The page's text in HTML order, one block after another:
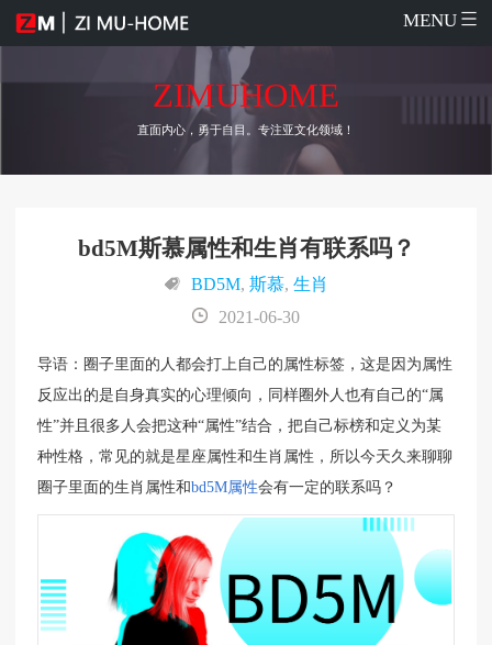
MENU
ZIMUHOME
直面内心，勇于自目。专注亚文化领域！
bd5M斯慕属性和生肖有联系吗？
BD5M, 斯慕, 生肖
2021-06-30
导语：圈子里面的人都会打上自己的属性标签，这是因为属性
反应出的是自身真实的心理倾向，同样圈外人也有自己的“属
性”并且很多人会把这种“属性”结合，把自己标榜和定义为某
种性格，常见的就是星座属性和生肖属性，所以今天久来聊聊
圈子里面的生肖属性和bd5M属性会有一定的联系吗？